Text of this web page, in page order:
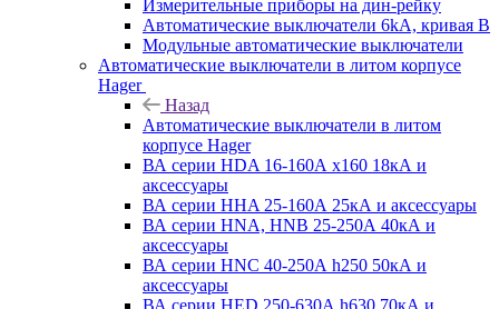
Измерительные приборы на дин-рейку
Автоматические выключатели 6kA, кривая В
Модульные автоматические выключатели
Автоматические выключатели в литом корпусе
Hager
Назад
Автоматические выключатели в литом
корпусе Hager
ВА серии HDA 16-160А x160 18кА и
аксессуары
ВА серии HHA 25-160А 25кА и аксессуары
ВА серии HNA, HNB 25-250А 40кА и
аксессуары
ВА серии HNC 40-250А h250 50кА и
аксессуары
ВА серии HED 250-630А h630 70кА и